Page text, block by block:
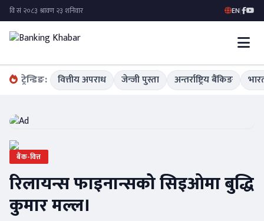
EN|
ट्रेन्डिङ: वित्तीय अपराध जेन्जी पुस्ता अन्तर्राष्ट्रिय बैंकिङ
बैंक-वित्त
रिलायन्स फाइनान्सको सिइओमा बुद्धि
कुमार मल्ल।